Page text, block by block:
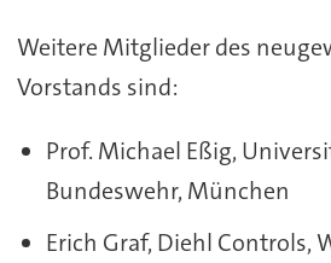
Weitere Mitglieder des
Vorstands sind:
Prof. Michael Eßig,
Bundeswehr, München
Erich Graf, Diehl Controls,